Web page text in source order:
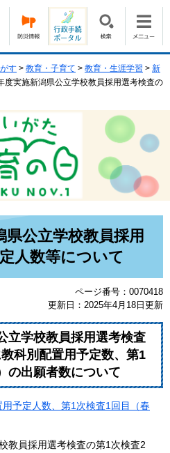
す > 教育・子育て > 教育・生涯学習 > 新
度実施新潟県公立学校教員採用選考検査の
公立学校教員採用
人数等について
ページ番号：0070418
更新日：2025年4月18日更新
立学校教員採用選考検査
科別配置用予定数、第1
の出願者数について
予定人数、第1次検査1回目（春
教員採用選考検査の第1次検査2